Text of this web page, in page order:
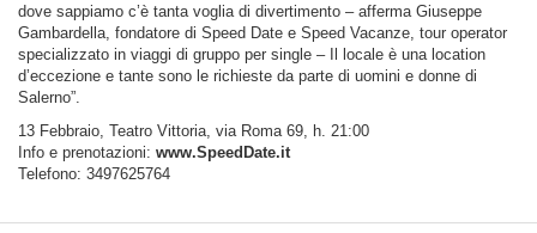
dove sappiamo c’è tanta voglia di divertimento – afferma Giuseppe
Gambardella, fondatore di Speed Date e Speed Vacanze, tour operator
specializzato in viaggi di gruppo per single – Il locale è una location
d’eccezione e tante sono le richieste da parte di uomini e donne di
Salerno”.
13 Febbraio, Teatro Vittoria, via Roma 69, h. 21:00
Info e prenotazioni: www.SpeedDate.it
Telefono: 3497625764